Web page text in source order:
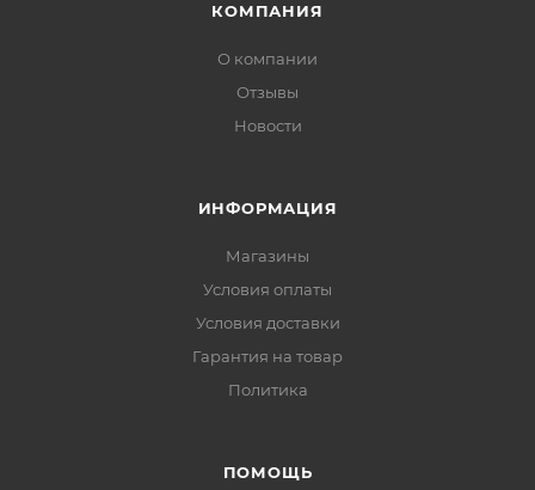
КОМПАНИЯ
О компании
Отзывы
Новости
ИНФОРМАЦИЯ
Магазины
Условия оплаты
Условия доставки
Гарантия на товар
Политика
ПОМОЩЬ